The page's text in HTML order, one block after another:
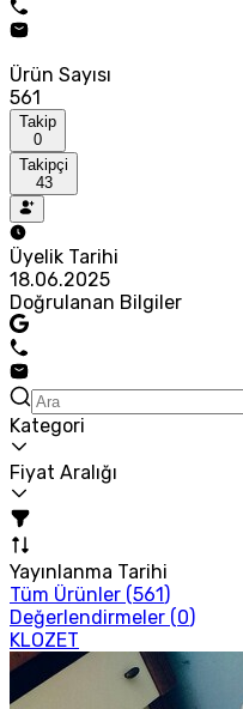
Ürün Sayısı
561
Takip
0
Takipçi
43
Üyelik Tarihi
18.06.2025
Doğrulanan Bilgiler
Kategori
Fiyat Aralığı
Yayınlanma Tarihi
Tüm Ürünler (561)
Değerlendirmeler (0)
KLOZET